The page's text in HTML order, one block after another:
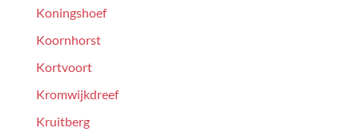
Koningshoef
Koornhorst
Kortvoort
Kromwijkdreef
Kruitberg